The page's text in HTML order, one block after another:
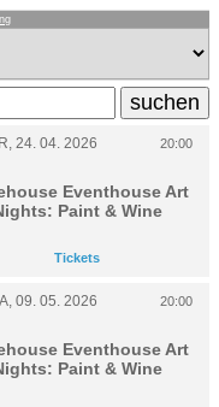
24. 04. 2026 20:00
Eventhouse Art
Paint & Wine
Tickets
09. 05. 2026 20:00
Eventhouse Art
Paint & Wine